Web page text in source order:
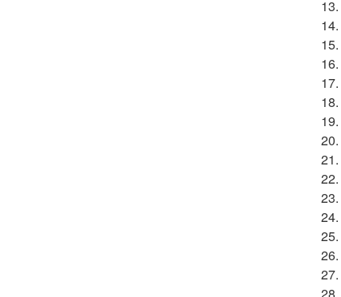
13.
14.
15.
16.
17.
18.
19.
20.
21.
22.
23.
24.
25.
26.
27.